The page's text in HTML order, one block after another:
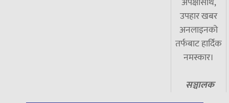
उपहार खबर
अनलाइनको
तर्फबाट हार्दिक
नमस्कार।
सञ्चालक